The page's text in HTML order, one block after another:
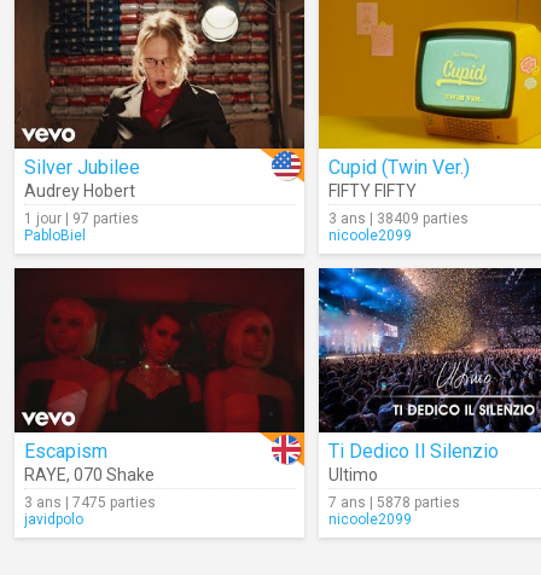
Silver Jubilee
Audrey Hobert
1 jour | 97 parties
PabloBiel
Cupid (Twin Ver.)
FIFTY FIFTY
3 ans | 38409 parties
nicoole2099
Escapism
RAYE, 070 Shake
3 ans | 7475 parties
javidpolo
Ti Dedico Il Silenzio
Ultimo
7 ans | 5878 parties
nicoole2099